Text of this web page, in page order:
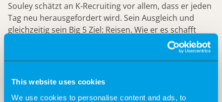
This website uses cookies
We use cookies to personalise content and ads, to
Souley schätzt an K-Recruiting vor allem, dass er jeden
Tag neu herausgefordert wird. Sein Ausgleich und
gleichzeitig sein Big 5 Ziel: Reisen. Wie er es schafft
seinen Job und seinen Traum, die Welt zu entdecken,